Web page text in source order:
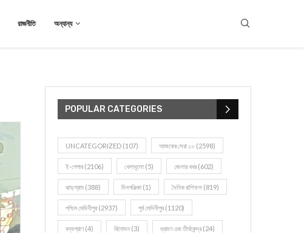
রাজনীতি অন্যান্য
POPULAR CATEGORIES
UNCATEGORIZED (107) আজকের সেরা ১০ (2598)
ই-পেপার (2106) খেলাধূলো (5) জেলার খবর (602)
ঝাড়গ্রাম (388) দিনপঞ্জিকা (1) দৈনিক রাশিফল (819)
পশ্চিম মেদিনীপুর (2937) পূর্ব মেদিনীপুর (1120)
বন্যপ্রাণ (4) বিনোদন (3) ভ্রমণ এবং তীর্থকেন্দ্র (24)